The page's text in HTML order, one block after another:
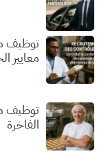
توظيف
معايير
توظيف
الفاخرة